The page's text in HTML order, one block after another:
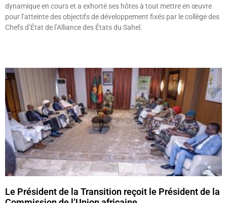
dynamique en cours et a exhorté ses hôtes à tout mettre en œuvre
pour l’atteinte des objectifs de développement fixés par le collège des
Chefs d’État de l’Alliance des États du Sahel.
Le Président de la Transition reçoit le Président de la